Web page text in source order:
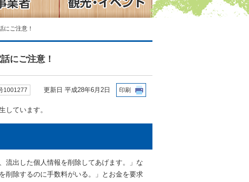
にご注意！
にご注意！
1001277 更新日 平成28年6月2日 印刷
しています。
流出した個人情報を削除してあげます。」な
削除するのに手数料がいる。」とお金を要求